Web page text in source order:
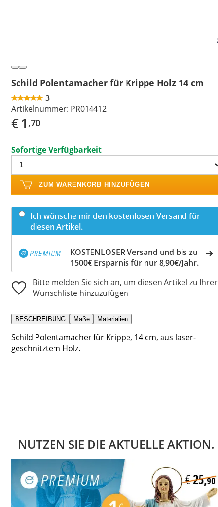
Schild Polentamacher für Krippe Holz 14 cm
3
Artikelnummer: PR014412
€1 ,70
Sofortige Verfügbarkeit
ZUM WARENKORB HINZUFÜGEN
Ich wünsche mir den kostenlosen Versand für
diesen Artikel.
KOSTENLOSER Versand und bis zu
1500€ Ersparnis für nur 8,90€/Jahr.
Bitte melden Sie sich an, um diesen Artikel zu Ihrer
Wunschliste hinzuzufügen
BESCHREIBUNG Maße Materialien
Schild Polentamacher für Krippe, 14 cm, aus laser-
geschnitztem Holz.
NUTZEN SIE DIE AKTUELLE AKTION.